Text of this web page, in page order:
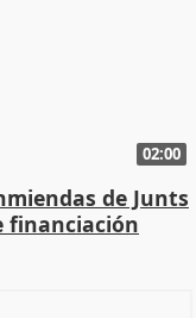
02:00
de Junts
financiación